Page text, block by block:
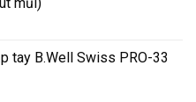
tay B.Well Swiss PRO-33